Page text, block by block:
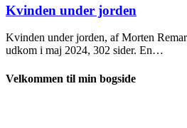
2024
Kvinden under jorden
Kvinden under jorden, af Morten
udkom i maj 2024, 302 sider. En…
Velkommen til min bogside